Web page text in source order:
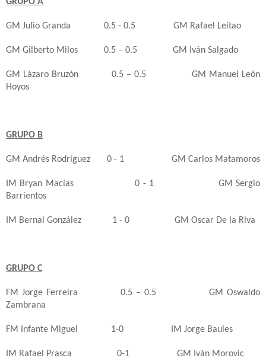
GM Julio Granda 0.5 - 0.5 GM Rafael Leitao
GM Gilberto Milos 0.5 – 0.5 GM Iván Salgado
GM Lázaro Bruzón 0.5 – 0.5
GM Manuel León
Hoyos
GRUPO B
GM Andrés Rodríguez 0 - 1 GM Carlos Matamoros
IM Bryan Macías 0 - 1
GM Sergio
Barrientos
IM Bernal González 1 - 0 GM Oscar De la Riva
GRUPO C
FM Jorge Ferreira 0.5 – 0.5
GM Oswaldo
Zambrana
FM Infante Miguel 1-0 IM Jorge Baules
IM Rafael Prasca 0-1 GM Iván Morovic